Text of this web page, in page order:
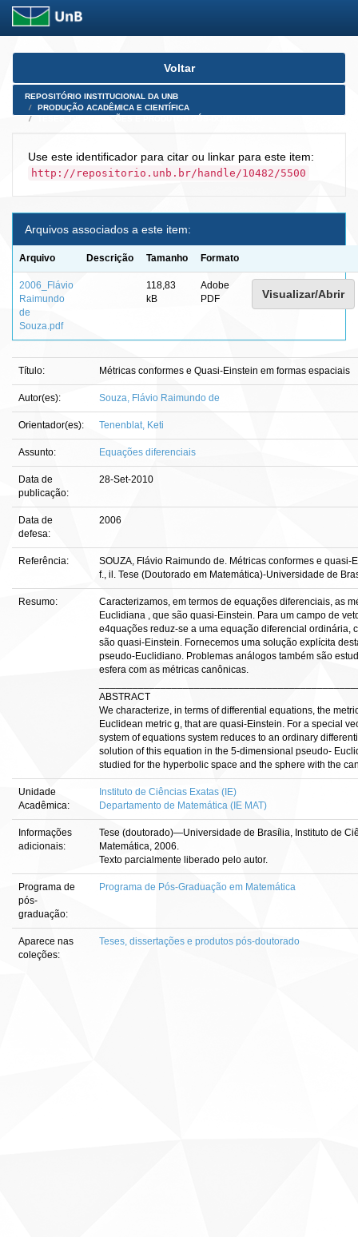
Skip
Voltar
REPOSITÓRIO INSTITUCIONAL DA UNB
PRODUÇÃO ACADÊMICA E CIENTÍFICA
Use este identificador para citar ou linkar para este item:
http://repositorio.unb.br/handle/10482/5500
Arquivos associados a este item:
Arquivo Descrição Tamanho Formato
2006_Flávio
Raimundo
de
Souza.pdf
118,83
kB
Adobe
PDF
Visualizar/Abrir
Título: Métricas conformes e Quasi-Einstein em formas espaciais
Autor(es): Souza, Flávio Raimundo de
Orientador(es): Tenenblat, Keti
Assunto: Equações diferenciais
Data de
publicação:
28-Set-2010
Data de
defesa:
2006
Referência:
SOUZA, Flávio Raimundo de. Métricas conformes e quasi-
f., il. Tese (Doutorado em Matemática)-Universidade de
Resumo:
Caracterizamos, em termos de equações diferenciais, as
Euclidiana , que são quasi-Einstein. Para um campo de
e4quações reduz-se a uma equação diferencial ordinária,
são quasi-Einstein. Fornecemos uma solução explícita
pseudo-Euclidiano. Problemas análogos também são
esfera com as métricas canônicas.
ABSTRACT
We characterize, in terms of differential equations, the
Euclidean metric g, that are quasi-Einstein. For a special
system of equations system reduces to an ordinary
solution of this equation in the 5-dimensional pseudo-
studied for the hyperbolic space and the sphere with the
Unidade
Acadêmica:
Instituto de Ciências Exatas (IE)
Departamento de Matemática (IE MAT)
Informações
adicionais:
Tese (doutorado)—Universidade de Brasília, Instituto de
Matemática, 2006.
Texto parcialmente liberado pelo autor.
Programa de
pós-
graduação:
Programa de Pós-Graduação em Matemática
Aparece nas
coleções:
Teses, dissertações e produtos pós-doutorado